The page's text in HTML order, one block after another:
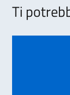
Ti